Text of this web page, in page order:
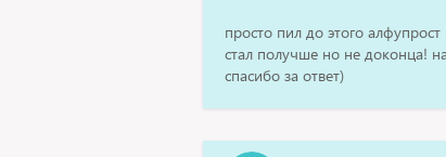
просто пил до этого
стал получше но не доконца!
спасибо за ответ)